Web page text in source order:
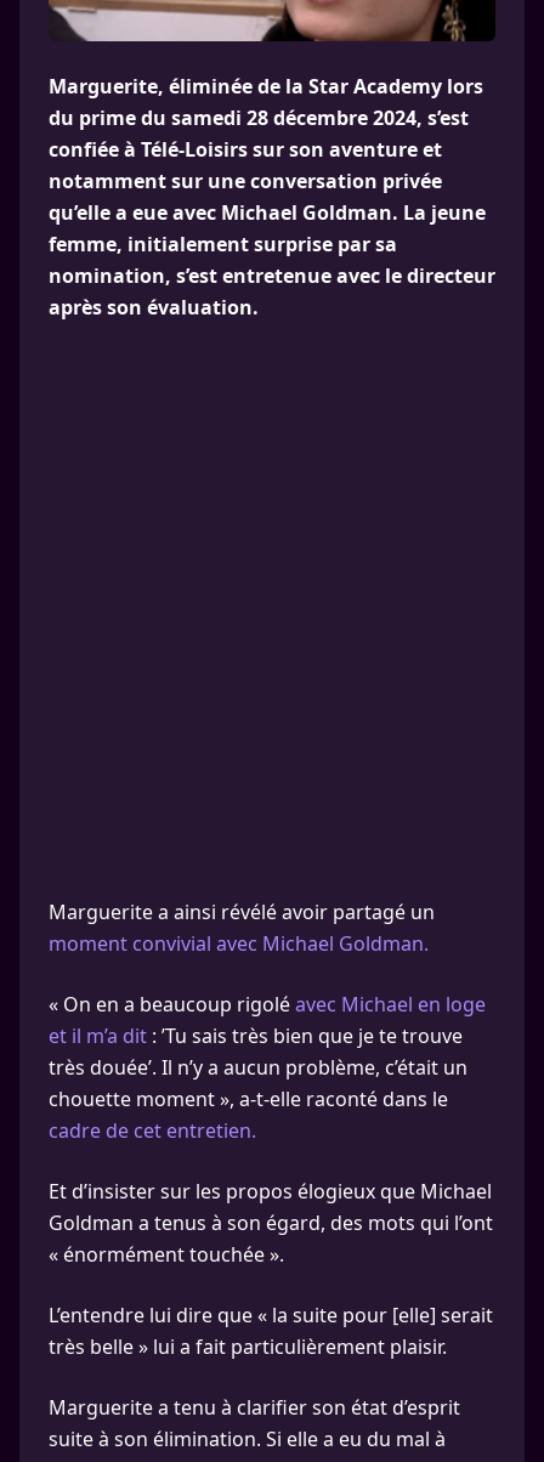
Marguerite, éliminée de la Star Academy lors
du prime du samedi 28 décembre 2024, s’est
confiée à Télé-Loisirs sur son aventure et
notamment sur une conversation privée
qu’elle a eue avec Michael Goldman. La jeune
femme, initialement surprise par sa
nomination, s’est entretenue avec le directeur
après son évaluation.
Marguerite a ainsi révélé avoir partagé un
moment convivial avec Michael Goldman.
« On en a beaucoup rigoléavec Michael en loge
et il m’a dit : ’Tu sais très bien que je te trouve
très douée’. Il n’y a aucun problème, c’était un
chouette moment », a-t-elle raconté dans le
cadre de cet entretien.
Et d’insister sur les propos élogieux que Michael
Goldman a tenus à son égard, des mots qui l’ont
« énormément touchée ».
L’entendre lui dire que « la suite pour [elle] serait
très belle » lui a fait particulièrement plaisir.
Marguerite a tenu à clarifier son état d’esprit
suite à son élimination. Si elle a eu du mal à